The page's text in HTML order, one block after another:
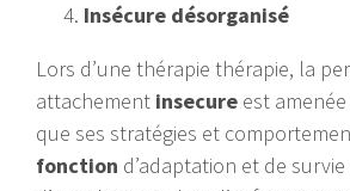
Insécure désorganisé
Lors d’une thérapie thérapie, la
attachement insecure est
que ses stratégies et
fonction d’adaptation et de